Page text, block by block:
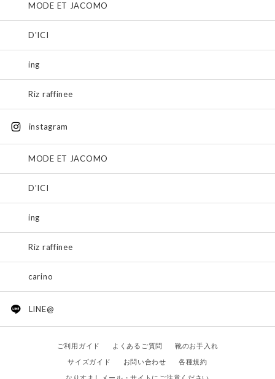
MODE ET JACOMO
D'ICI
ing
Riz raffinee
instagram
MODE ET JACOMO
D'ICI
ing
Riz raffinee
carino
LINE@
ご利用ガイド よくあるご質問
靴のお手入れ
サイズガイド
お問い合わせ
各種規約